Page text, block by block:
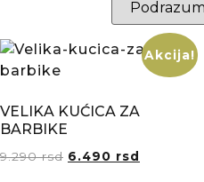
Akcija!
VELIKA KUĆICA ZA
BARBIKE
9.290rsd 6.490 rsd